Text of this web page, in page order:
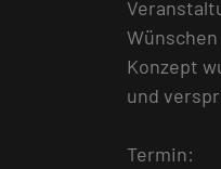
Konzept
und
Termin: